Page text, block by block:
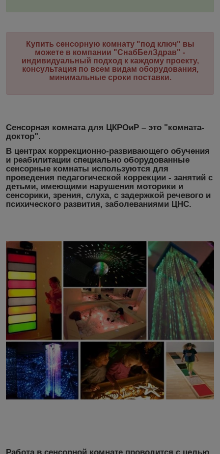
Купить сенсорную комнату "под ключ" вы
можете в компании "СнабБелЗдрав" -
индивидуальный подход к каждому проекту,
консультация по всем видам оборудования,
минимальные сроки поставки.
Сенсорная комната для ЦКРОиР – это "комната-
доктор".
В центрах коррекционно-развивающего обучения
и реабилитации специально оборудованные
сенсорные комнаты используются для
проведения педагогической коррекции - занятий с
детьми, имеющими нарушения моторики и
сенсорики, зрения, слуха, с задержкой речевого и
психического развития, заболеваниями ЦНС.